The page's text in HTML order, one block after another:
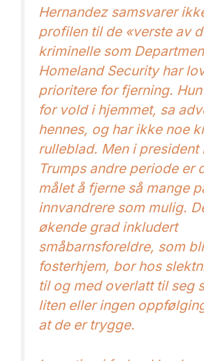
Hernandez samsvarer
profilen til de «verste av
kriminelle som
Homeland Security har
prioritere for fjerning.
for vold i hjemmet, sa
hennes, og har ikke noe
rulleblad. Men i president
Trumps andre periode er
målet å fjerne så mange
innvandrere som mulig.
økende grad inkludert
småbarnsforeldre, som
fosterhjem, bor hos
til og med overlatt til seg
liten eller ingen
at de er trygge.